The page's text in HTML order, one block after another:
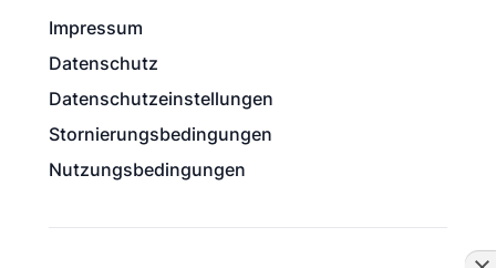
Impressum
Datenschutz
Datenschutzeinstellungen
Stornierungsbedingungen
Nutzungsbedingungen